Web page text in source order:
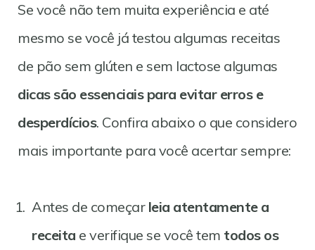
Se você não tem muita experiência e até
mesmo se você já testou algumas receitas
de pão sem glúten e sem lactose algumas
dicas são essenciais para evitar erros e
desperdícios. Confira abaixo o que considero
mais importante para você acertar sempre:
Antes de começar leia atentamente a
receita e verifique se você tem todos os